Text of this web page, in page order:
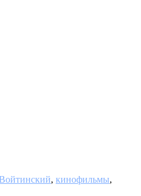
, кинофильмы,